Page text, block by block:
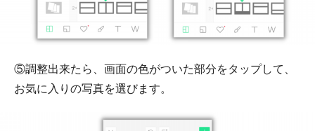
⑤調整出来たら、画面の色がついた部分をタップして、
お気に入りの写真を選びます。